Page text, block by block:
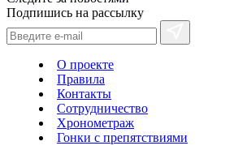
Подпишись на рассылку
О проекте
Правила
Контакты
Сотрудничество
Хронометраж
Гонки с препятствиями